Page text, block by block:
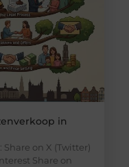
in
on X (Twitter)
Share on